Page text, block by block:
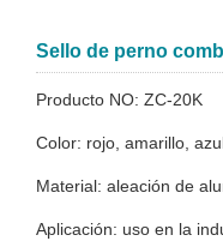
Sello de perno
Producto NO: ZC-20K
Color: rojo, amarillo,
Material: aleación de
Aplicación: uso en la